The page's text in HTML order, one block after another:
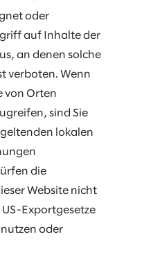
oder
auf Inhalte der
an denen solche
verboten. Wenn
von Orten
sind Sie
lokalen
die
Website nicht
Exportgesetze
oder